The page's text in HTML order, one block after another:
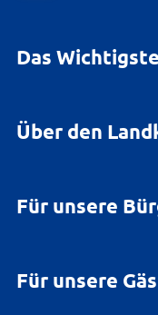
Das
Über den
Für unsere
Für unsere